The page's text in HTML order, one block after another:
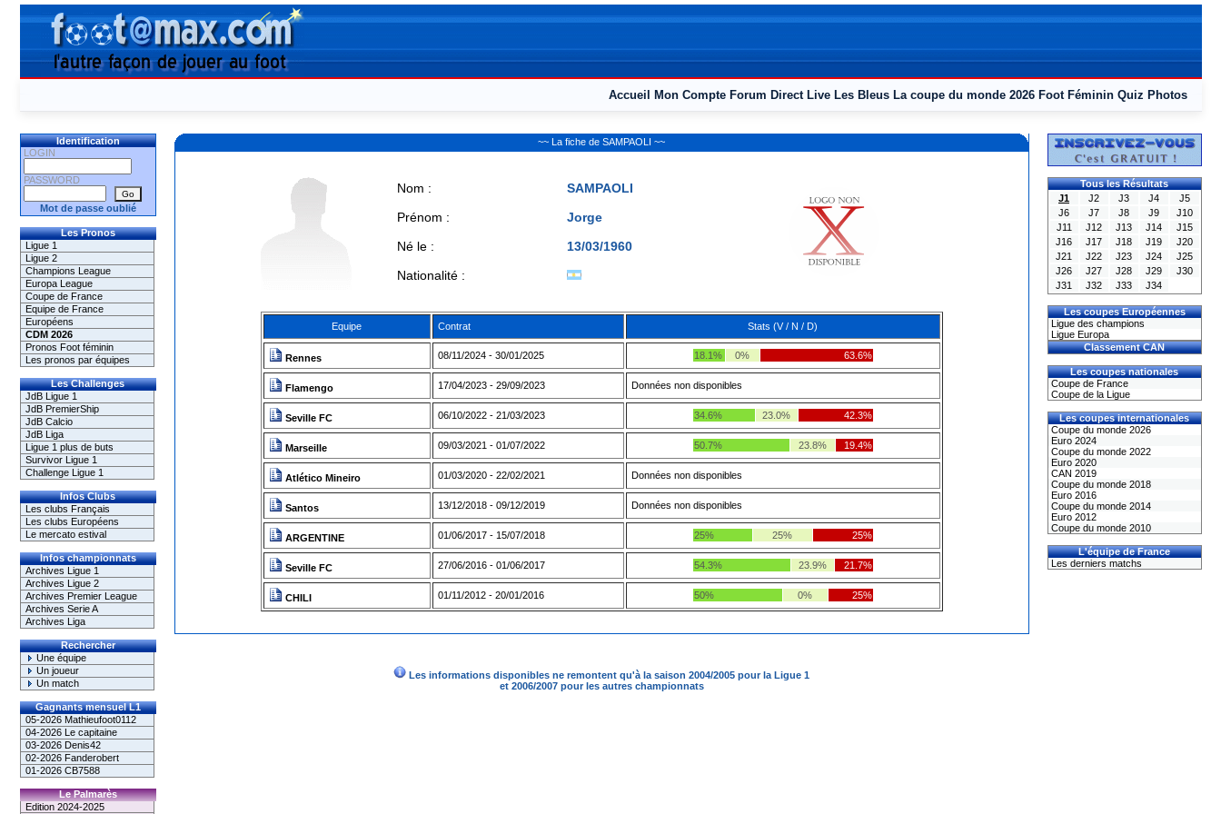
Accueil Mon Compte Forum Direct Live Les Bleus La coupe du monde 2026 Foot Féminin Quiz Photos
Identification
LOGIN
PASSWORD
Mot de passe oublié
Les Pronos
Ligue 1
Ligue 2
Champions League
Europa League
Coupe de France
Equipe de France
Européens
CDM 2026
Pronos Foot féminin
Les pronos par équipes
Les Challenges
JdB Ligue 1
JdB PremierShip
JdB Calcio
JdB Liga
Ligue 1 plus de buts
Survivor Ligue 1
Challenge Ligue 1
Infos Clubs
Les clubs Français
Les clubs Européens
Le mercato estival
Infos championnats
Archives Ligue 1
Archives Ligue 2
Archives Premier League
Archives Serie A
Archives Liga
Rechercher
Une équipe
Un joueur
Un match
Gagnants mensuel L1
05-2026 Mathieufoot0112
04-2026 Le capitaine
03-2026 Denis42
02-2026 Fanderobert
01-2026 CB7588
Le Palmarès
Edition 2024-2025
~~ La fiche de SAMPAOLI ~~
Nom :
SAMPAOLI
Prénom :
Jorge
Né le :
13/03/1960
Nationalité :
Equipe Contrat Stats (V / N / D)
Rennes 08/11/2024 - 30/01/2025 18.1% 0% 63.6%
Flamengo 17/04/2023 - 29/09/2023 Données non disponibles
Seville FC 06/10/2022 - 21/03/2023 34.6% 23.0% 42.3%
Marseille 09/03/2021 - 01/07/2022 50.7% 23.8% 19.4%
Atlético Mineiro 01/03/2020 - 22/02/2021 Données non disponibles
Santos 13/12/2018 - 09/12/2019 Données non disponibles
ARGENTINE 01/06/2017 - 15/07/2018 25% 25% 25%
Seville FC 27/06/2016 - 01/06/2017 54.3% 23.9% 21.7%
CHILI 01/11/2012 - 20/01/2016 50% 0% 25%
Les informations disponibles ne remontent qu'à la saison 2004/2005 pour la Ligue 1
et 2006/2007 pour les autres championnats
Tous les Résultats
J1
J2 J3 J4
J5
J6
J7 J8 J9
J10
J11
J12 J13 J14
J15
J16
J17 J18 J19
J20
J21
J22 J23 J24
J25
J26
J27 J28 J29
J30
J31
J32 J33 J34
Les coupes Européennes
Ligue des champions
Ligue Europa
Classement CAN
Les coupes nationales
Coupe de France
Coupe de la Ligue
Les coupes internationales
Coupe du monde 2026
Euro 2024
Coupe du monde 2022
Euro 2020
CAN 2019
Coupe du monde 2018
Euro 2016
Coupe du monde 2014
Euro 2012
Coupe du monde 2010
L'équipe de France
Les derniers matchs